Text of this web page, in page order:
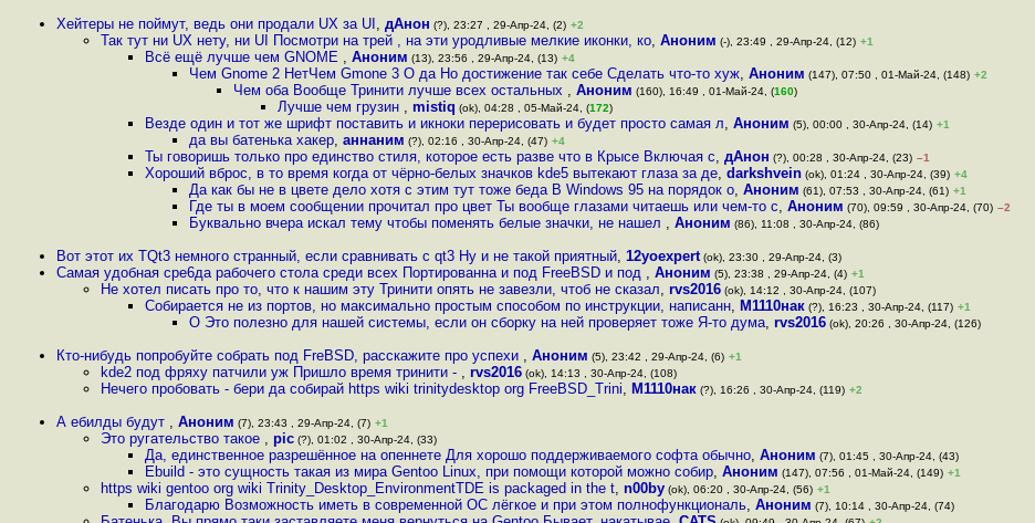
Хейтеры не поймут, ведь они продали UX за UI , дАнон (?), 23:27 , 29-Апр-24, (2) +2
Так тут ни UX нету, ни UI Посмотри на трей , на эти уродливые мелкие иконки, ко, Аноним (-), 23:49 , 29-Апр-24, (12) +1
Всё ещё лучше чем GNOME , Аноним (13), 23:56 , 29-Апр-24, (13) +4
Чем Gnome 2 НетЧем Gmone 3 О да Но достижение так себе Сделать что-то хуж, Аноним (147), 07:50 , 01-Май-24, (148) +2
Чем оба Вообще Тринити лучше всех остальных , Аноним (160), 16:49 , 01-Май-24, (160)
Лучше чем грузин , mistiq (ok), 04:28 , 05-Май-24, (172)
Везде один и тот же шрифт поставить и икноки перерисовать и будет просто самая л, Аноним (5), 00:00 , 30-Апр-24, (14) +1
да вы батенька хакер, аннаним (?), 02:16 , 30-Апр-24, (47) +4
Ты говоришь только про единство стиля, которое есть разве что в Крысе Включая с, дАнон (?), 00:28 , 30-Апр-24, (23) –1
Хороший вброс, в то время когда от чёрно-белых значков kde5 вытекают глаза за де, darkshvein (ok), 01:24 , 30-Апр-24, (39) +4
Да как бы не в цвете дело хотя с этим тут тоже беда В Windows 95 на порядок о, Аноним (61), 07:53 , 30-Апр-24, (61) +1
Где ты в моем сообщении прочитал про цвет Ты вообще глазами читаешь или чем-то с, Аноним (70), 09:59 , 30-Апр-24, (70) –2
Буквально вчера искал тему чтобы поменять белые значки, не нашел , Аноним (86), 11:08 , 30-Апр-24, (86)
Вот этот их TQt3 немного странный, если сравнивать с qt3 Ну и не такой приятный, 12yoexpert (ok), 23:30 , 29-Апр-24, (3)
Самая удобная сре6да рабочего стола среди всех Портированна и под FreeBSD и под , Аноним (5), 23:38 , 29-Апр-24, (4) +1
Не хотел писать про то, что к нашим эту Тринити опять не завезли, чтоб не сказал, rvs2016 (ok), 14:12 , 30-Апр-24, (107)
Собирается не из портов, но максимально простым способом по инструкции, написанн, М1110нак (?), 16:23 , 30-Апр-24, (117) +1
О Это полезно для нашей системы, если он сборку на ней проверяет тоже Я-то дума, rvs2016 (ok), 20:26 , 30-Апр-24, (126)
Кто-нибудь попробуйте собрать под FreBSD, расскажите про успехи , Аноним (5), 23:42 , 29-Апр-24, (6) +1
kde2 под фряху патчили уж Пришло время тринити - , rvs2016 (ok), 14:13 , 30-Апр-24, (108)
Нечего пробовать - бери да собирай https wiki trinitydesktop org FreeBSD_Trini, М1110нак (?), 16:26 , 30-Апр-24, (119) +2
А ебилды будут , Аноним (7), 23:43 , 29-Апр-24, (7) +1
Это ругательство такое , pic (?), 01:02 , 30-Апр-24, (33)
Да, единственное разрешённое на опеннете Для хорошо поддерживаемого софта обычно, Аноним (7), 01:45 , 30-Апр-24, (43)
Ebuild - это сущность такая из мира Gentoo Linux, при помощи которой можно собир, Аноним (147), 07:56 , 01-Май-24, (149) +1
https wiki gentoo org wiki Trinity_Desktop_EnvironmentTDE is packaged in the t, n00by (ok), 06:20 , 30-Апр-24, (56) +1
Благодарю Возможность иметь в современной ОС лёгкое и при этом полнофункциональ, Аноним (7), 10:14 , 30-Апр-24, (74)